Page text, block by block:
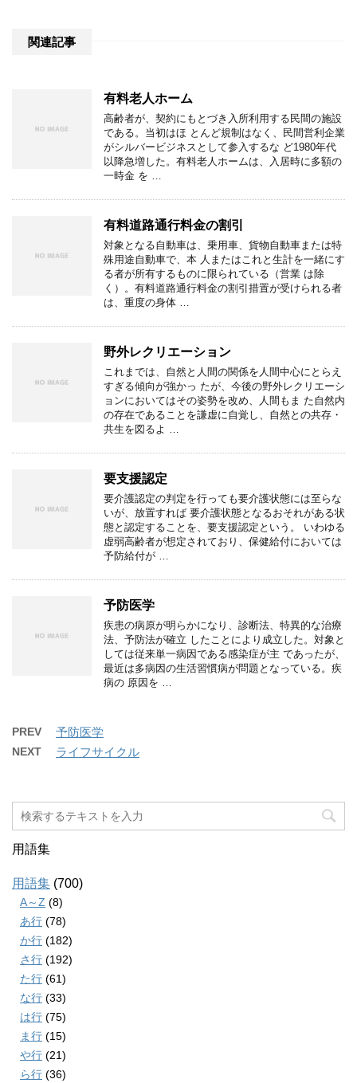
関連記事
有料老人ホーム
高齢者が、契約にもとづき入所利用する民間の施設
である。当初はほ とんど規制はなく、民間営利企業
がシルバービジネスとして参入するな ど1980年代
以降急増した。有料老人ホームは、入居時に多額の
一時金 を …
有料道路通行料金の割引
対象となる自動車は、乗用車、貨物自動車または特
殊用途自動車で、本 人またはこれと生計を一緒にす
る者が所有するものに限られている（営業 は除
く）。有料道路通行料金の割引措置が受けられる者
は、重度の身体 …
野外レクリエーション
これまでは、自然と人間の関係を人間中心にとらえ
すぎる傾向が強かっ たが、今後の野外レクリエーシ
ョンにおいてはその姿勢を改め、人間もま た自然内
の存在であることを謙虚に自覚し、自然との共存・
共生を図るよ …
要支援認定
要介護認定の判定を行っても要介護状態には至らな
いが、放置すれば 要介護状態となるおそれがある状
態と認定することを、要支援認定という。 いわゆる
虚弱高齢者が想定されており、保健給付においては
予防給付が …
予防医学
疾患の病原が明らかになり、診断法、特異的な治療
法、予防法が確立 したことにより成立した。対象と
しては従来単一病因である感染症が主 であったが、
最近は多病因の生活習慣病が問題となっている。疾
病の 原因を …
PREV 予防医学
NEXT ライフサイクル
用語集
用語集 (700)
A～Z (8)
あ行 (78)
か行 (182)
さ行 (192)
た行 (61)
な行 (33)
は行 (75)
ま行 (15)
や行 (21)
ら行 (36)